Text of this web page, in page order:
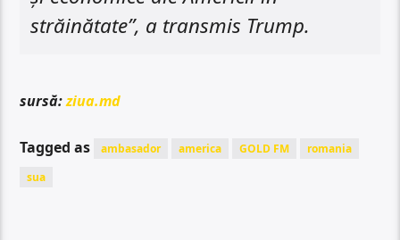
străinătate”, a transmis Trump.
sursă:ziua.md
Tagged as ambasador america GOLD FM
romania
sua